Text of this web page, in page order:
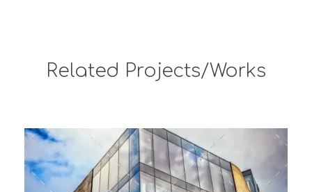
Related Projects/Works